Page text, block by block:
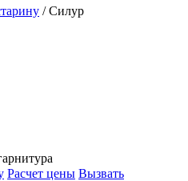
/ Силур
Расчет цены Вызвать